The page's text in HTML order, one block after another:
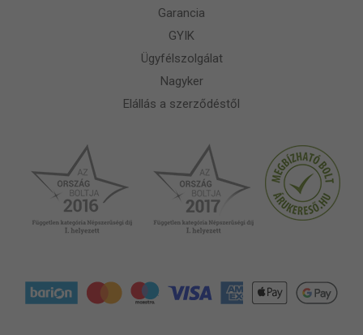
Garancia
GYIK
Ügyfélszolgálat
Nagyker
Elállás a szerződéstől